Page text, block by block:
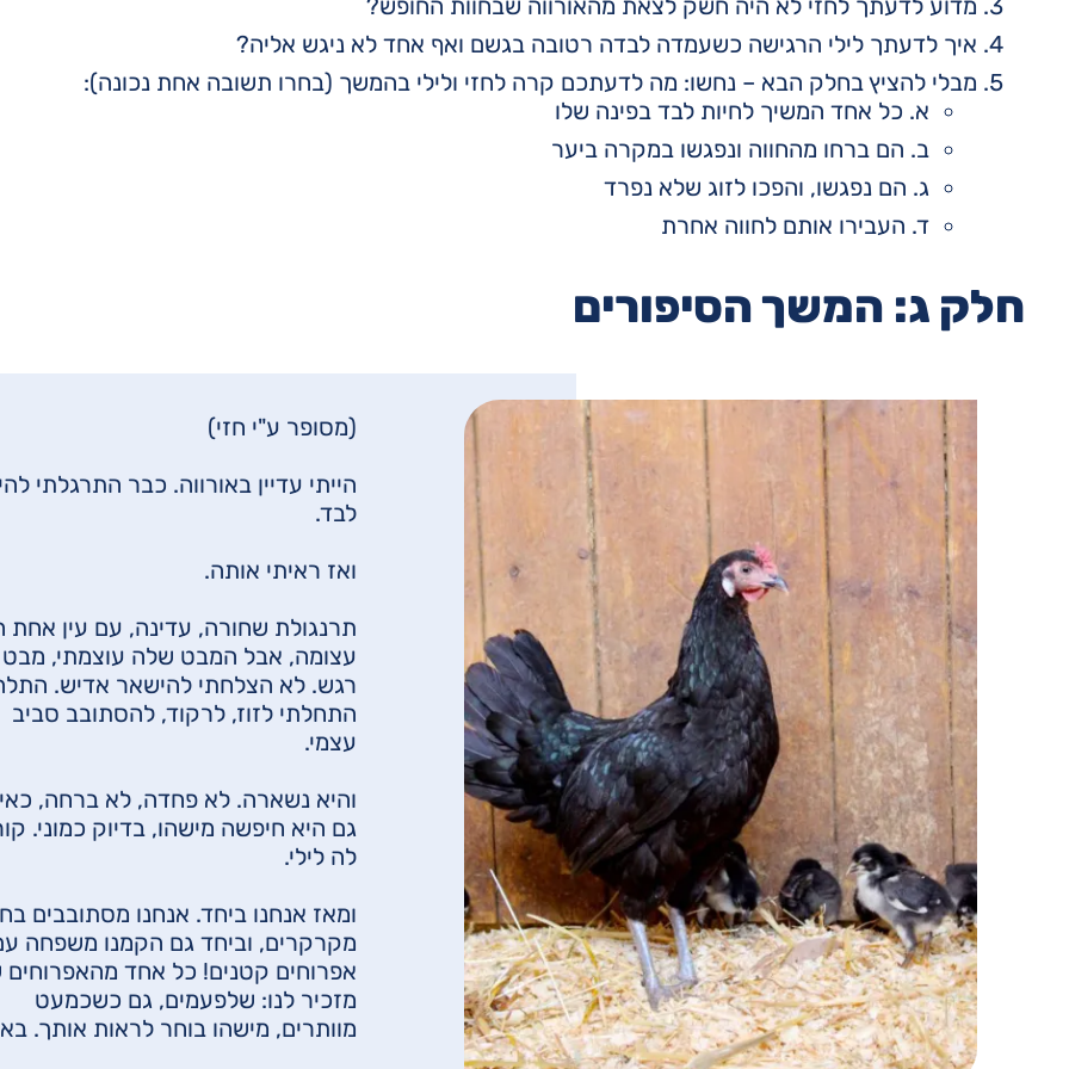
מדוע לדעתך לחזי לא היה חשק לצאת מהאורווה שבחוות החופש?
איך לדעתך לילי הרגישה כשעמדה לבדה רטובה בגשם ואף אחד לא ניגש אליה?
מבלי להציץ בחלק הבא – נחשו: מה לדעתכם קרה לחזי ולילי בהמשך (בחרו תשובה אחת נכונה):
א. כל אחד המשיך לחיות לבד בפינה שלו
ב. הם ברחו מהחווה ונפגשו במקרה ביער
ג. הם נפגשו, והפכו לזוג שלא נפרד
ד. העבירו אותם לחווה אחרת
חלק ג: המשך הסיפורים
(מסופר ע"י חזי)
הייתי עדיין באורווה. כבר התרגלתי
לבד.
ואז ראיתי אותה.
תרנגולת שחורה, עדינה, עם עין אחת
עצומה, אבל המבט שלה עוצמתי,
רגש. לא הצלחתי להישאר אדיש.
התחלתי לזוז, לרקוד, להסתובב סביב
עצמי.
והיא נשארה. לא פחדה, לא ברחה,
גם היא חיפשה מישהו, בדיוק כמוני.
לה לילי.
ומאז אנחנו ביחד. אנחנו מסתובבים
אפרוחים קטנים! כל אחד מהאפרוחים
מזכיר לנו: שלפעמים, גם כשכמעט
מוותרים, מישהו בוחר לראות אותך.